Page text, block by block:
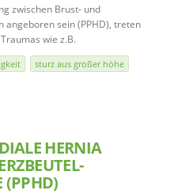
zwischen Brust- und
angeboren sein (PPHD), treten
wie z.B.
sturz aus großer höhe
HERNIA
(PPHD)